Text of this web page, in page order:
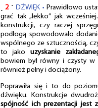
2 ˺ DŹWIĘK • Prawidłowo
grać tak „lekko” jak
konstrukcji, czy raczej
podłogą spowodowało
wspólnego ze sztucznością,
to jako uzyskanie
bowiem był równy i czysty w
również pełny i dociążony.
Poprawiła się i to do
dźwięku. Konstrukcje
spójność ich prezentacji jest